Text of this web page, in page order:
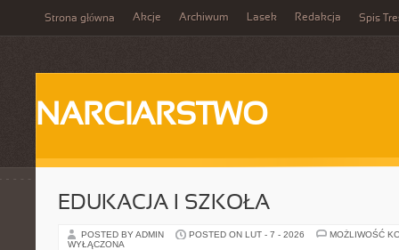
Strona główna Akcje Archiwum Lasek Redakcja Spis
NARCIARSTWO
EDUKACJA I SZKOŁA
POSTED BY ADMIN POSTED ON LUT - 7 - 2026
MOŻLIWOŚĆ
WYŁĄCZONA